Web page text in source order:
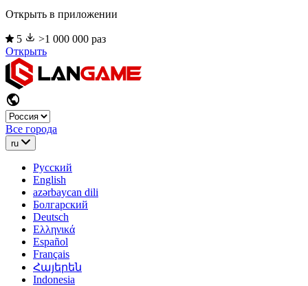
Открыть в приложении
5
>1 000 000 раз
Открыть
Все города
ru
Русский
English
azərbaycan dili
Болгарский
Deutsch
Ελληνικά
Español
Français
Հայերեն
Indonesia